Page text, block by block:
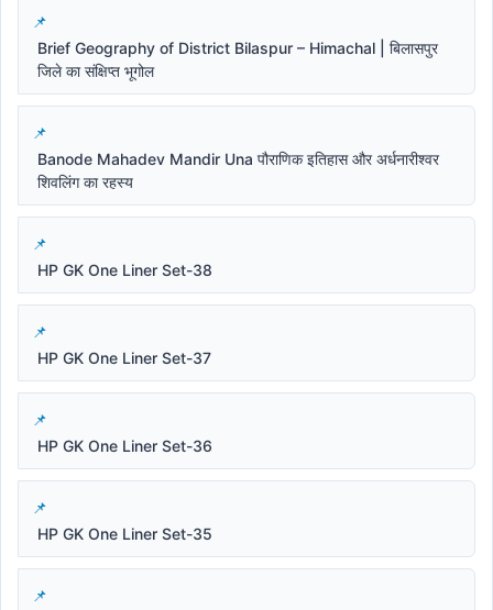
Brief Geography of District Bilaspur – Himachal | बिलासपुर
जिले का संक्षिप्त भूगोल
Banode Mahadev Mandir Una पौराणिक इतिहास और अर्धनारीश्वर
शिवलिंग का रहस्य
HP GK One Liner Set-38
HP GK One Liner Set-37
HP GK One Liner Set-36
HP GK One Liner Set-35